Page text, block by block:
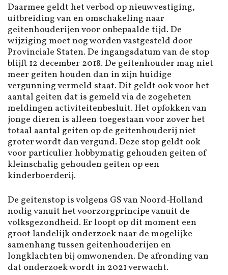
Daarmee geldt het verbod op nieuwvestiging,
uitbreiding van en omschakeling naar
geitenhouderijen voor onbepaalde tijd. De
wijziging moet nog worden vastgesteld door
Provinciale Staten. De ingangsdatum van de stop
blijft 12 december 2018. De geitenhouder mag niet
meer geiten houden dan in zijn huidige
vergunning vermeld staat. Dit geldt ook voor het
aantal geiten dat is gemeld via de zogeheten
meldingen activiteitenbesluit. Het opfokken van
jonge dieren is alleen toegestaan voor zover het
totaal aantal geiten op de geitenhouderij niet
groter wordt dan vergund. Deze stop geldt ook
voor particulier hobbymatig gehouden geiten of
kleinschalig gehouden geiten op een
kinderboerderij.
De geitenstop is volgens GS van Noord-Holland
nodig vanuit het voorzorgprincipe vanuit de
volksgezondheid. Er loopt op dit moment een
groot landelijk onderzoek naar de mogelijke
samenhang tussen geitenhouderijen en
longklachten bij omwonenden. De afronding van
dat onderzoek wordt in 2021 verwacht.